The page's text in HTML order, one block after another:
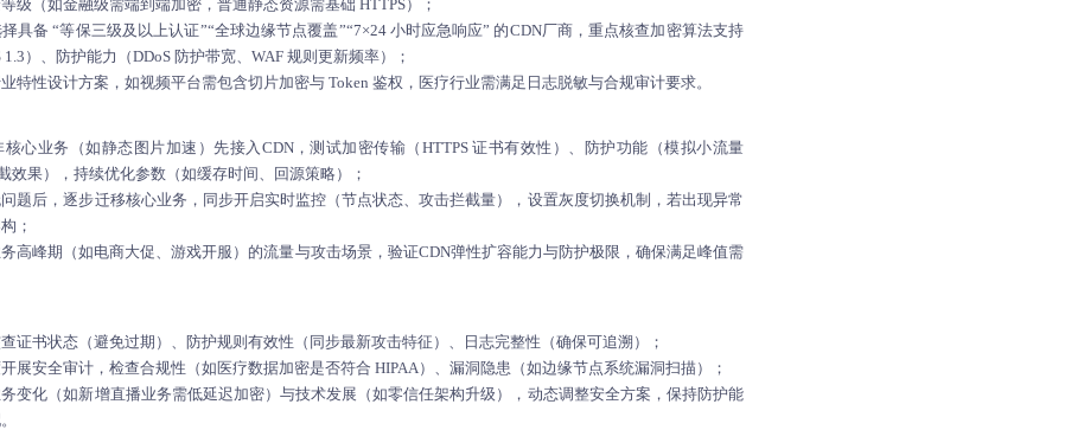
级（如金融级需端到端加密，普通静态资源需基础 HTTPS）；
具备 “等保三级及以上认证”“全球边缘节点覆盖”“7×24 小时应急响应” 的CDN厂商，重点核查加密算法支持
1.3）、防护能力（DDoS 防护带宽、WAF 规则更新频率）；
特性设计方案，如视频平台需包含切片加密与 Token 鉴权，医疗行业需满足日志脱敏与合规审计要求。
核心业务（如静态图片加速）先接入CDN，测试加密传输（HTTPS 证书有效性）、防护功能（模拟小流量
效果），持续优化参数（如缓存时间、回源策略）；
题后，逐步迁移核心业务，同步开启实时监控（节点状态、攻击拦截量），设置灰度切换机制，若出现异常
；
高峰期（如电商大促、游戏开服）的流量与攻击场景，验证CDN弹性扩容能力与防护极限，确保满足峰值需
证书状态（避免过期）、防护规则有效性（同步最新攻击特征）、日志完整性（确保可追溯）；
展安全审计，检查合规性（如医疗数据加密是否符合 HIPAA）、漏洞隐患（如边缘节点系统漏洞扫描）；
变化（如新增直播业务需低延迟加密）与技术发展（如零信任架构升级），动态调整安全方案，保持防护能